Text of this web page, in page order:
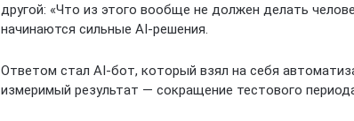
другой: «Что из этого вообще не должен делать
начинаются сильные AI-решения.
Ответом стал AI-бот, который взял на себя
измеримый результат — сокращение тестового